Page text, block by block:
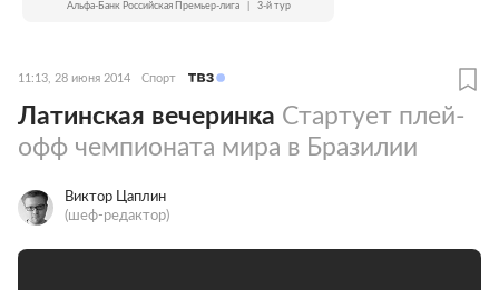
Альфа-Банк Российская Премьер-лига 3-й тур
11:13, 28 июня 2014 Спорт
Латинская вечеринка Стартует плей-
офф чемпионата мира в Бразилии
Виктор Цаплин
(шеф-редактор)